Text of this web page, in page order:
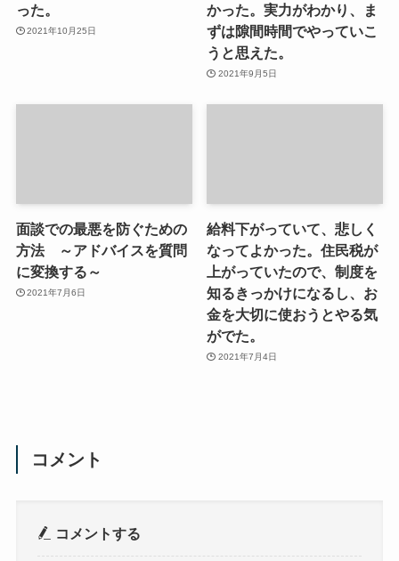
った。
2021年10月25日
かった。実力がわかり、ま
ずは隙間時間でやっていこ
うと思えた。
2021年9月5日
面談での最悪を防ぐための
方法 ～アドバイスを質問
に変換する～
2021年7月6日
給料下がっていて、悲しく
なってよかった。住民税が
上がっていたので、制度を
知るきっかけになるし、お
金を大切に使おうとやる気
がでた。
2021年7月4日
コメント
コメントする